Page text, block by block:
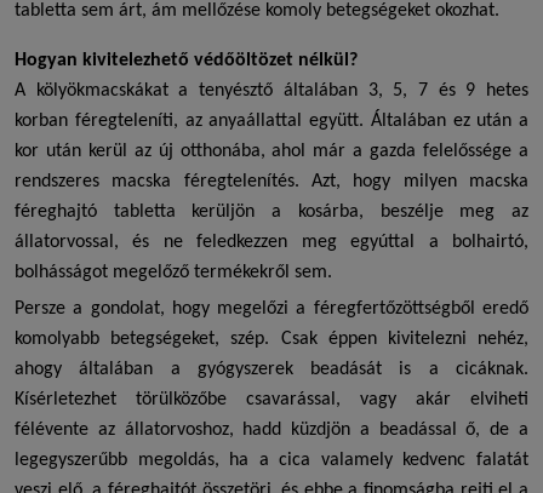
tabletta sem árt, ám mellőzése komoly betegségeket okozhat.
Hogyan kivitelezhető védőöltözet nélkül?
A kölyökmacskákat a tenyésztő általában 3, 5, 7 és 9 hetes
korban féregteleníti, az anyaállattal együtt. Általában ez után a
kor után kerül az új otthonába, ahol már a gazda felelőssége a
rendszeres macska féregtelenítés. Azt, hogy milyen macska
féreghajtó tabletta kerüljön a kosárba, beszélje meg az
állatorvossal, és ne feledkezzen meg egyúttal a bolhairtó,
bolhásságot megelőző termékekről sem.
Persze a gondolat, hogy megelőzi a féregfertőzöttségből eredő
komolyabb betegségeket, szép. Csak éppen kivitelezni nehéz,
ahogy általában a gyógyszerek beadását is a cicáknak.
Kísérletezhet törülközőbe csavarással, vagy akár elviheti
félévente az állatorvoshoz, hadd küzdjön a beadással ő, de a
legegyszerűbb megoldás, ha a cica valamely kedvenc falatát